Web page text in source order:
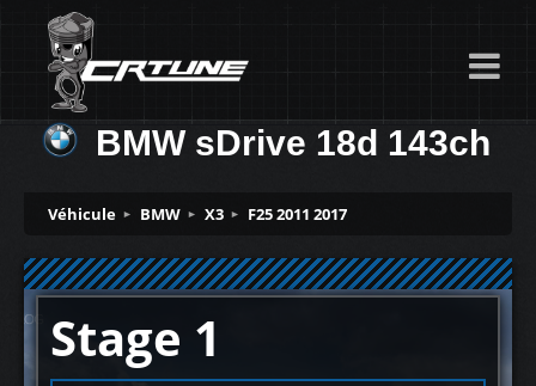
BMW sDrive 18d 143ch
Véhicule BMW X3 F25 2011 2017
Stage 1